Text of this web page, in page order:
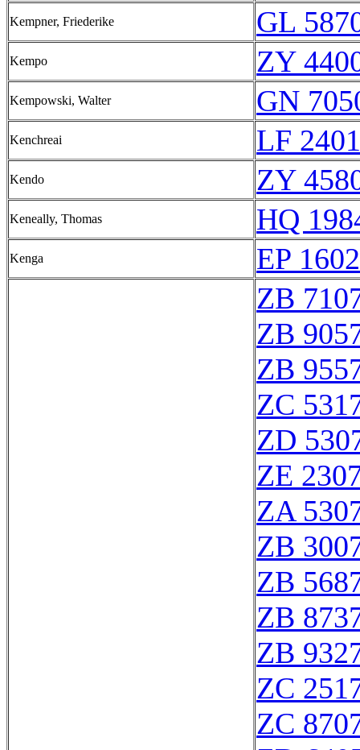
Kempner, Friederike GL
Kempo ZY
Kempowski, Walter GN
Kenchreai LF 2401
Kendo ZY
Keneally, Thomas HQ
Kenga
EP
ZB
ZB
ZB
ZC
ZD
ZE
ZA
ZB
ZB
ZB
ZB
ZC
ZC